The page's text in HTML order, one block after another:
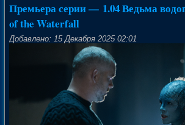
Премьера серии — 1.04 Ведьма
of the Waterfall
Добавлено: 15 Декабря 2025 02:01